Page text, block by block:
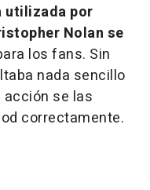
utilizada por
Nolan se
los fans. Sin
nada sencillo
acción se las
correctamente.